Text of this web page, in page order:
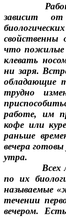
зависит от
свойственны
что пожилые
клевать
ни заря.
обладающие
трудно
работе, им
кофе или
раньше
вечера
утра.
Всех
по их
называемые
течении
вечером.